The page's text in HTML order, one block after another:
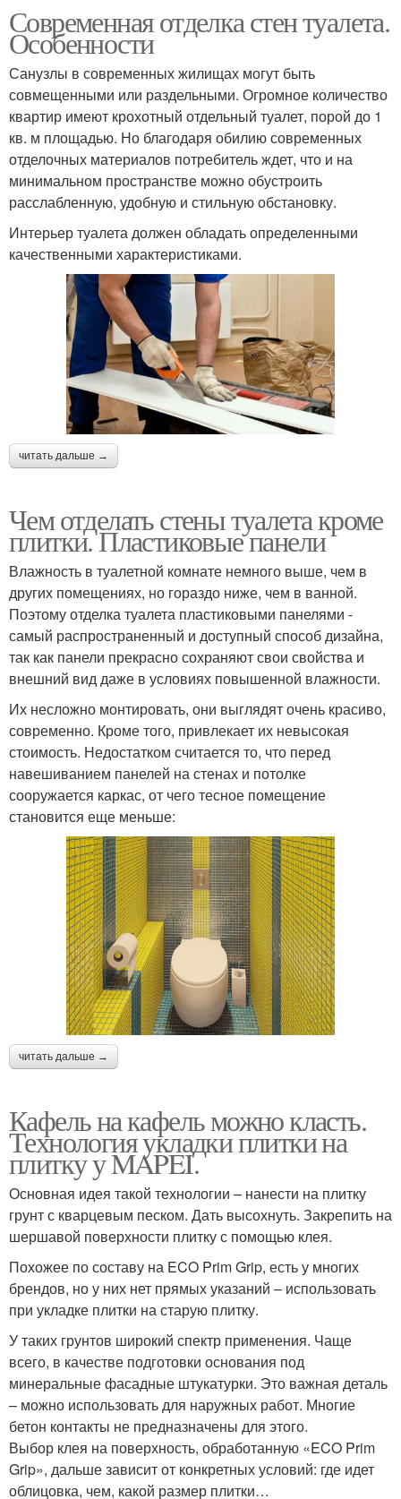
Современная отделка стен туалета.
Особенности
Санузлы в современных жилищах могут быть
совмещенными или раздельными. Огромное количество
квартир имеют крохотный отдельный туалет, порой до 1
кв. м площадью. Но благодаря обилию современных
отделочных материалов потребитель ждет, что и на
минимальном пространстве можно обустроить
расслабленную, удобную и стильную обстановку.
Интерьер туалета должен обладать определенными
качественными характеристиками.
читать дальше →
Чем отделать стены туалета кроме
плитки. Пластиковые панели
Влажность в туалетной комнате немного выше, чем в
других помещениях, но гораздо ниже, чем в ванной.
Поэтому отделка туалета пластиковыми панелями -
самый распространенный и доступный способ дизайна,
так как панели прекрасно сохраняют свои свойства и
внешний вид даже в условиях повышенной влажности.
Их несложно монтировать, они выглядят очень красиво,
современно. Кроме того, привлекает их невысокая
стоимость. Недостатком считается то, что перед
навешиванием панелей на стенах и потолке
сооружается каркас, от чего тесное помещение
становится еще меньше:
читать дальше →
Кафель на кафель можно класть.
Технология укладки плитки на
плитку у MAPEI.
Основная идея такой технологии – нанести на плитку
грунт с кварцевым песком. Дать высохнуть. Закрепить на
шершавой поверхности плитку с помощью клея.
Похожее по составу на ECO Prim Grip, есть у многих
брендов, но у них нет прямых указаний – использовать
при укладке плитки на старую плитку.
У таких грунтов широкий спектр применения. Чаще
всего, в качестве подготовки основания под
минеральные фасадные штукатурки. Это важная деталь
– можно использовать для наружных работ. Многие
бетон контакты не предназначены для этого.
Выбор клея на поверхность, обработанную «ECO Prim
Grip», дальше зависит от конкретных условий: где идет
облицовка, чем, какой размер плитки…